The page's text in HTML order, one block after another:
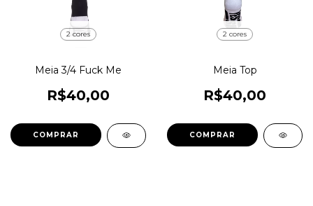
2 cores
Meia 3/4 Fuck Me
R$40,00
COMPRAR
2 cores
Meia Top
R$40,00
COMPRAR